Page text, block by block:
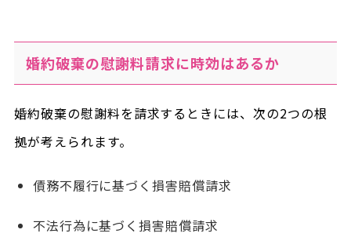
婚約破棄の慰謝料請求に時効はあるか
婚約破棄の慰謝料を請求するときには、次の2つの根
拠が考えられます。
債務不履行に基づく損害賠償請求
不法行為に基づく損害賠償請求